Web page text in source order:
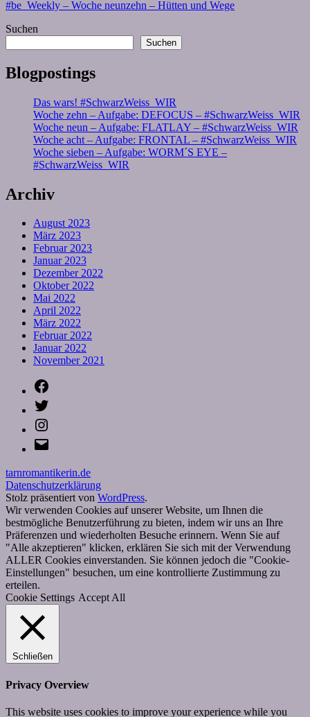
#be_Weekly – Woche neunzehn – Hütten und Wege
Suchen
Suchen
Blogpostings
Das wars! #SchwarzWeiss_WIR
Woche zehn – Aufgabe: DEFOCUS – #SchwarzWeiss_WIR
Woche neun – Aufgabe: FLATLAY – #SchwarzWeiss_WIR
Woche acht – Aufgabe: FRONTAL – #SchwarzWeiss_WIR
Woche sieben – Aufgabe: WORM´S EYE –
#SchwarzWeiss_WIR
Archiv
August 2023
März 2023
Februar 2023
Januar 2023
Dezember 2022
Oktober 2022
Mai 2022
April 2022
März 2022
Februar 2022
Januar 2022
November 2021
tarnromantikerin.de
Datenschutzerklärung
Stolz präsentiert von WordPress.
Wir verwenden Cookies auf unserer Website, um Ihnen die
bestmögliche Benutzerführung zu bieten, indem wir uns an Ihre
Präferenzen und wiederholten Besuche erinnern. Wenn Sie auf
"Alle akzeptieren" klicken, erklären Sie sich mit der Verwendung
ALLER Cookies einverstanden. Sie können jedoch die "Cookie-
Einstellungen" besuchen, um eine kontrollierte Zustimmung zu
erteilen.
Cookie Settings Accept All
Schließen
Privacy Overview
This website uses cookies to improve your experience while you